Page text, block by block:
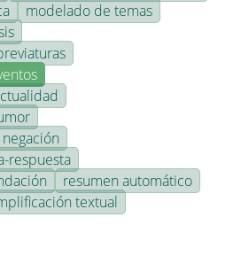
modelado de temas
respuesta
resumen automático
textual